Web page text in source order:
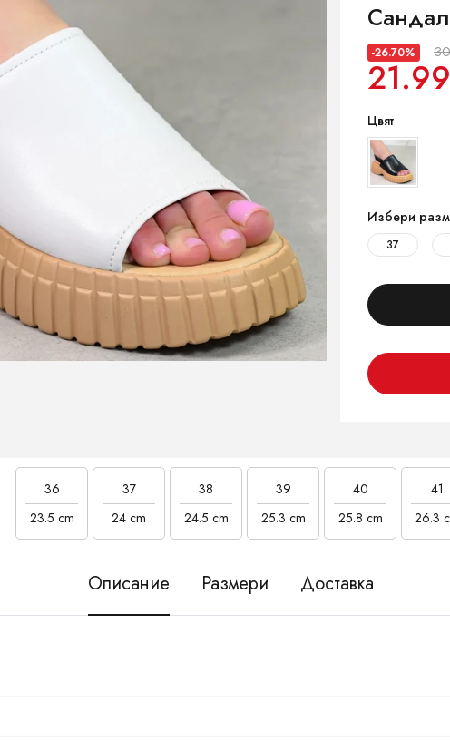
-26.70%
Цвят
Избери
37
36
23.5 cm
37
24 cm
38
24.5 cm
39
25.3 cm
40
25.8 cm
41
26.3
Описание Размери Доставка